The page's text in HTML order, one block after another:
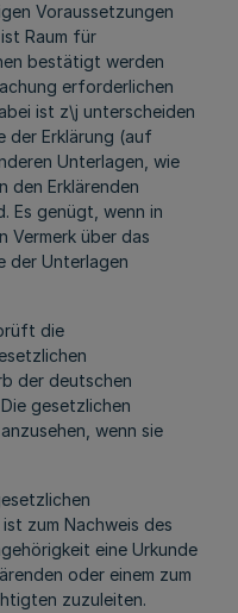
Voraussetzungen
Raum für
bestätigt werden
erforderlichen
ist z\j unterscheiden
der Erklärung (auf
Unterlagen, wie
den Erklärenden
Es genügt, wenn in
Vermerk über das
der Unterlagen
die
der deutschen
gesetzlichen
wenn sie
zum Nachweis des
eine Urkunde
oder einem zum
zuzuleiten.